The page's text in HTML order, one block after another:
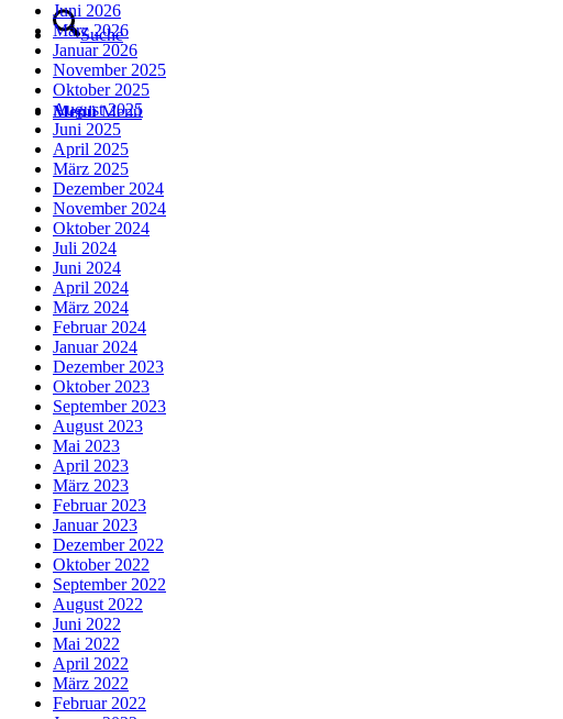
Suche
Menü Menü
Juni 2026
März 2026
Januar 2026
November 2025
Oktober 2025
August 2025
Juni 2025
April 2025
März 2025
Dezember 2024
November 2024
Oktober 2024
Juli 2024
Juni 2024
April 2024
März 2024
Februar 2024
Januar 2024
Dezember 2023
Oktober 2023
September 2023
August 2023
Mai 2023
April 2023
März 2023
Februar 2023
Januar 2023
Dezember 2022
Oktober 2022
September 2022
August 2022
Juni 2022
Mai 2022
April 2022
März 2022
Februar 2022